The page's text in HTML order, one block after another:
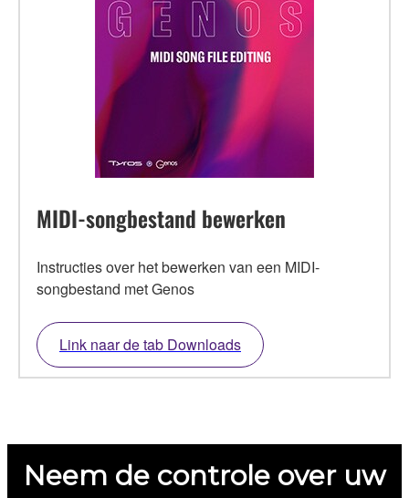
MIDI-songbestand bewerken
Instructies over het bewerken van een MIDI-
songbestand met Genos
Link naar de tab Downloads
Neem de controle over uw